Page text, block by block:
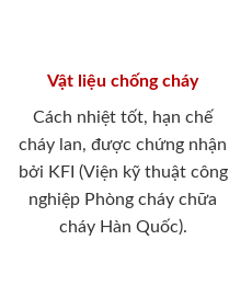
Vật liệu chống cháy
Cách nhiệt tốt, hạn chế
cháy lan, được chứng nhận
bởi KFI (Viện kỹ thuật công
nghiệp Phòng cháy chữa
cháy Hàn Quốc).